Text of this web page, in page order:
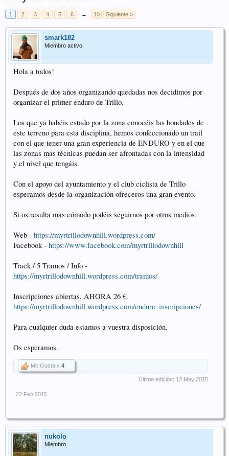
1 2 3 4 5 6 → 10 Siguiente >
smark182
Miembro activo
Hola a todos!
Después de dos años organizando quedadas nos decidimos por
organizar el primer enduro de Trillo.
Los que ya habéis estado por la zona conocéis las bondades de
este terreno para esta disciplina, hemos confeccionado un trail
con el que tener una gran experiencia de ENDURO y en el que
las zonas mas técnicas puedan ser afrontadas con la intensidad
y el nivel que tengáis.
Con el apoyo del ayuntamiento y el club ciclista de Trillo
esperamos desde la organización ofreceros una gran evento.
Si os resulta mas cómodo podéis seguirnos por otros medios.
Web - https://myrtrillodownhill.wordpress.com/
Facebook - https://www.facebook.com/myrtrillodownhill
Track / 5 Tramos / Info -
https://myrtrillodownhill.wordpress.com/tramos/
Inscripciones abiertas. AHORA 26 €.
https://myrtrillodownhill.wordpress.com/enduro_inscripciones/
Para cualquier duda estamos a vuestra disposición.
Os esperamos.
Me Gusta x 4
Última edición: 12 May 2015
22 Feb 2015
nukolo
Miembro